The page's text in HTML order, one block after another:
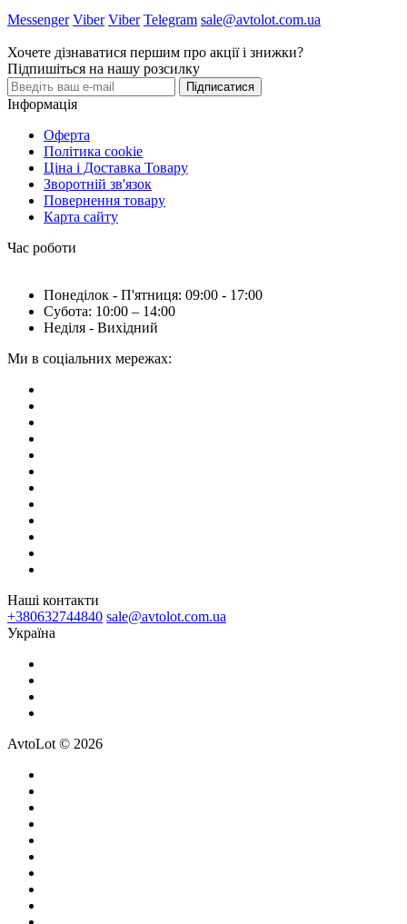
Messenger Viber Viber Telegram sale@avtolot.com.ua
Хочете дізнаватися першим про акції і знижки?
Підпишіться на нашу розсилку
Підписатися
Інформація
Оферта
Політика cookie
Ціна і Доставка Товару
Зворотній зв'язок
Повернення товару
Карта сайту
Час роботи
Понеділок - П'ятниця: 09:00 - 17:00
Субота: 10:00 – 14:00
Неділя - Вихідний
Ми в соціальних мережах:
Наші контакти
+380632744840 sale@avtolot.com.ua
Українa
AvtoLot © 2026